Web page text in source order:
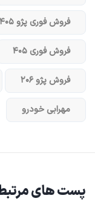
فروش فوری پژو ۴۰۵
فروش فوری ۴۰۵
فروش پژو ۲۰۶
مهرابی خودرو
پست های